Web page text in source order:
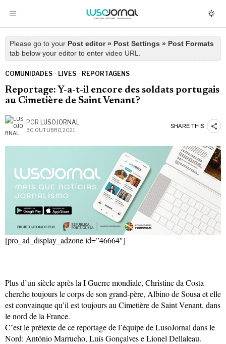
Please go to your Post editor » Post Settings » Post Formats
tab below your editor to enter video URL.
COMUNIDADES · LIVES · REPORTAGENS
Reportage: Y-a-t-il encore des soldats portugais
au Cimetière de Saint Venant?
POR LUSOJORNAL
30 OUTUBRO, 2021
SHARE THIS
[pro_ad_display_adzone id=”46664″]
Plus d’un siècle après la I Guerre mondiale, Christine da Costa
cherche toujours le corps de son grand-père, Albino de Sousa et elle
est convainque qu’il est toujours au Cimetière de Saint Venant, dans
le nord de la France.
C’est le prétexte de ce reportage de l’équipe de LusoJornal dans le
Nord: António Marrucho, Luís Gonçalves e Lionel Dellaleau.